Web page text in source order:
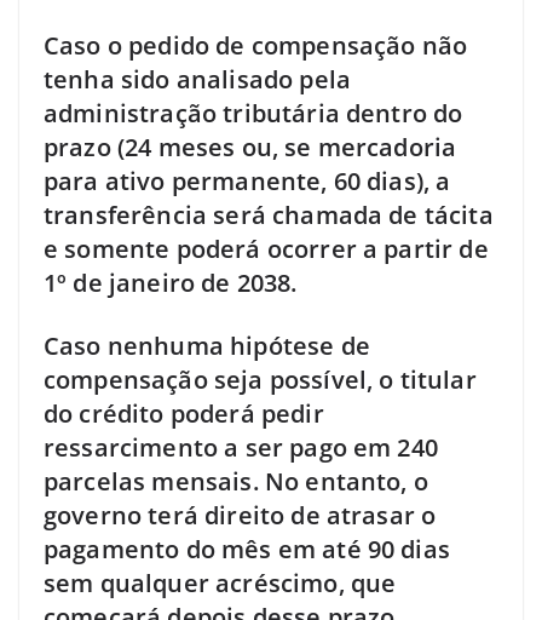
Caso o pedido de compensação não
tenha sido analisado pela
administração tributária dentro do
prazo (24 meses ou, se mercadoria
para ativo permanente, 60 dias), a
transferência será chamada de tácita
e somente poderá ocorrer a partir de
1º de janeiro de 2038.
Caso nenhuma hipótese de
compensação seja possível, o titular
do crédito poderá pedir
ressarcimento a ser pago em 240
parcelas mensais. No entanto, o
governo terá direito de atrasar o
pagamento do mês em até 90 dias
sem qualquer acréscimo, que